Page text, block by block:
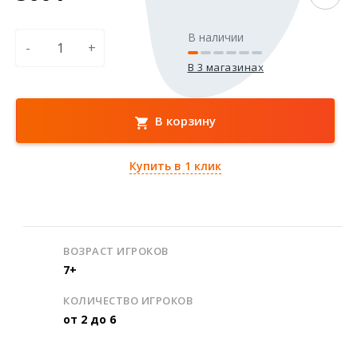
- +
В наличии
В 3 магазинах
В корзину
Купить в 1 клик
ВОЗРАСТ ИГРОКОВ
7+
КОЛИЧЕСТВО ИГРОКОВ
от 2 до 6